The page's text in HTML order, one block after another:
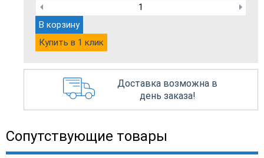
В корзину
Купить в 1 клик
Доставка возможна в
день заказа!
Сопутствующие товары